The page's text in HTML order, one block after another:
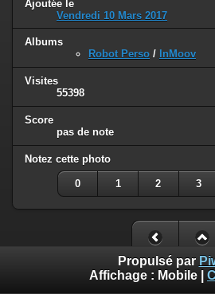
Ajoutée le
Vendredi 10 Mars 2017
Albums
Robot Perso / InMoov
Visites
55398
Score
pas de note
Notez cette photo
0 1 2 3
Propulsé par
Affichage : Mobile